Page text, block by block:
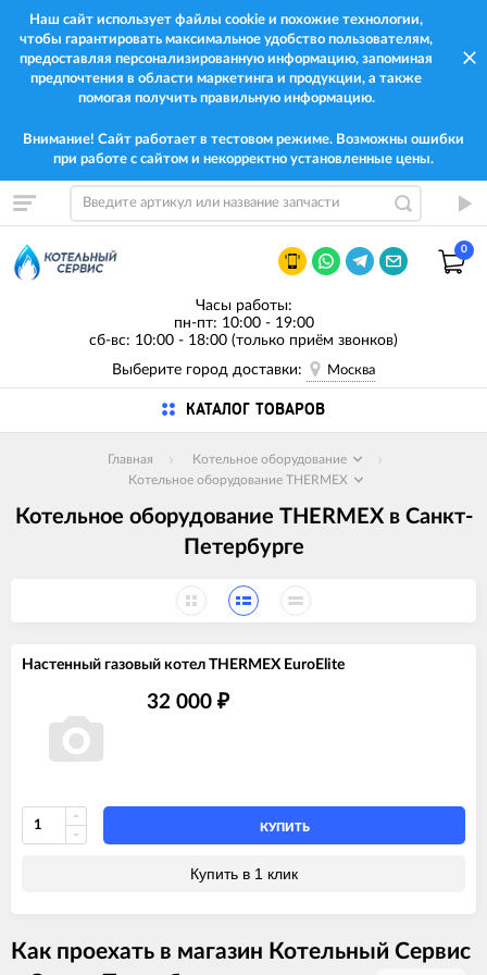
Наш сайт использует файлы cookie и похожие технологии,
чтобы гарантировать максимальное удобство пользователям,
предоставляя персонализированную информацию, запоминая
предпочтения в области маркетинга и продукции, а также
помогая получить правильную информацию.
Внимание! Сайт работает в тестовом режиме. Возможны ошибки
при работе с сайтом и некорректно установленные цены.
0
Часы работы:
пн-пт: 10:00 - 19:00
сб-вс: 10:00 - 18:00 (только приём звонков)
Выберите город доставки:
Москва
КАТАЛОГ ТОВАРОВ
Главная
Котельное оборудование
Котельное оборудование THERMEX
Котельное оборудование THERMEX в Санкт-
Петербурге
Настенный газовый котел THERMEX EuroElite
32 000 ₽
КУПИТЬ
Купить в 1 клик
Как проехать в магазин Котельный Сервис